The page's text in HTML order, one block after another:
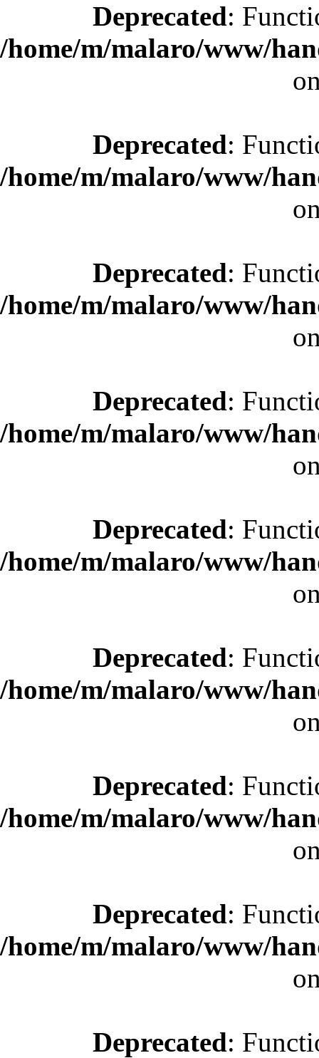
Deprecated:
/home/m/malaro/www/
Deprecated:
/home/m/malaro/www/
Deprecated:
/home/m/malaro/www/
Deprecated:
/home/m/malaro/www/
Deprecated:
/home/m/malaro/www/
Deprecated:
/home/m/malaro/www/
Deprecated:
/home/m/malaro/www/
Deprecated:
/home/m/malaro/www/
Deprecated: